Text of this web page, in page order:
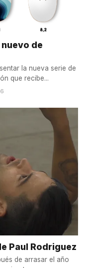
de
la nueva serie de
que recibe...
Paul Rodriguez
de arrasar el año